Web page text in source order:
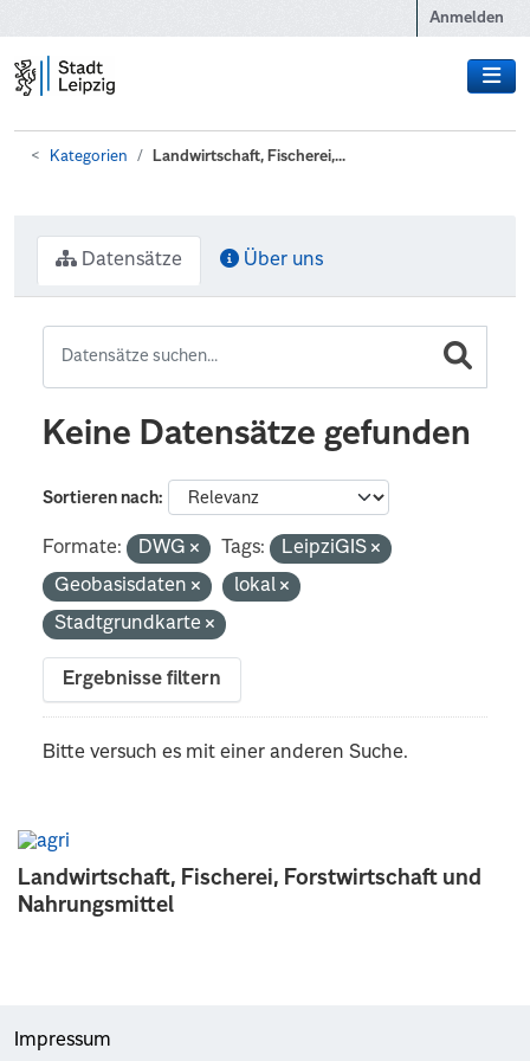
Anmelden
Kategorien Landwirtschaft, Fischerei,...
Landwirtschaft, Fischerei, Forstwirtschaft und
Nahrungsmittel
Datensätze Über uns
Keine Datensätze gefunden
Sortieren nach
Formate: DWG Tags:
LeipziGIS
Geobasisdaten
lokal
Stadtgrundkarte
Ergebnisse filtern
Bitte versuch es mit einer anderen Suche.
Impressum